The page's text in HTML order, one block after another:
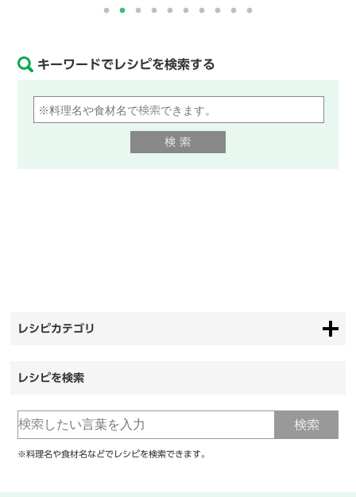
キーワードでレシピを検索する
レシピカテゴリ
レシピを検索
※料理名や食材名などでレシピを検索できます。